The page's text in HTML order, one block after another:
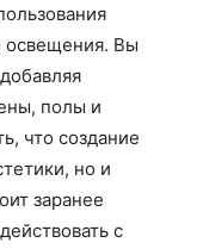
освещения. Вы
полы и
что создание
но и
заранее
с